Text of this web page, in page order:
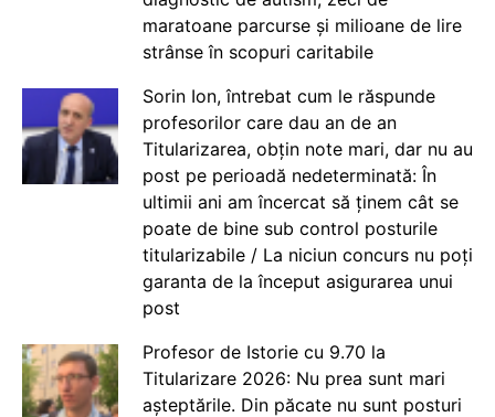
maratoane parcurse și milioane de lire
strânse în scopuri caritabile
Sorin Ion, întrebat cum le răspunde
profesorilor care dau an de an
Titularizarea, obțin note mari, dar nu au
post pe perioadă nedeterminată: În
ultimii ani am încercat să ținem cât se
poate de bine sub control posturile
titularizabile / La niciun concurs nu poți
garanta de la început asigurarea unui
post
Profesor de Istorie cu 9.70 la
Titularizare 2026: Nu prea sunt mari
așteptările. Din păcate nu sunt posturi